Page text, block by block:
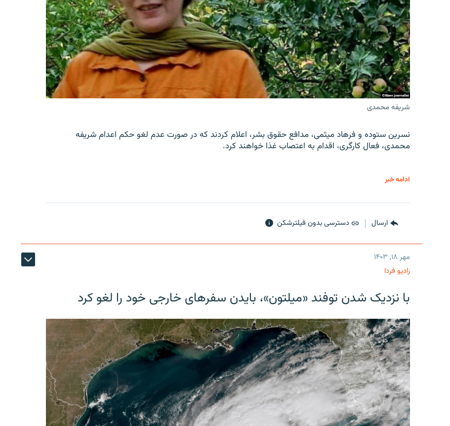
شریفه محمدی
نسرین ستوده و فرهاد میثمی، مدافع حقوق بشر، اعلام کردند که در صورت عدم لغو حکم اعدام شریفه
محمدی، فعال کارگری، اقدام به اعتصاب غذا خواهند کرد.
ادامه خبر
ارسال دسترسی بدون فیلترشکن
مهر ۱۸, ۱۴۰۳
رادیو فردا
با نزدیک شدن توفند «میلتون»، بایدن سفرهای خارجی خود را لغو کرد